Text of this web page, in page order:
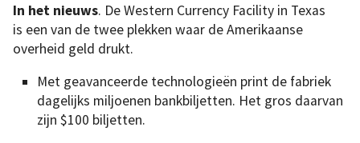
In het nieuws. De Western Currency Facility in Texas
is een van de twee plekken waar de Amerikaanse
overheid geld drukt.
Met geavanceerde technologieën print de fabriek
dagelijks miljoenen bankbiljetten. Het gros daarvan
zijn $100 biljetten.